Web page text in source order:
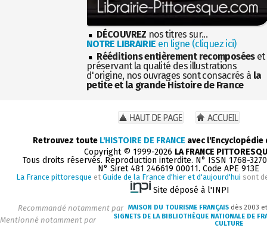
DÉCOUVREZ nos titres sur...
NOTRE LIBRAIRIE en ligne (cliquez ici)
Rééditions entièrement recomposéeset
préservant la qualité des illustrations
d'origine, nos ouvrages sont consacrés à la
petite et la grande Histoire de France
Retrouvez toute L'HISTOIRE DE FRANCE avec
Copyright © 1999-2026 LA FRANCE
Tous droits réservés. Reproduction interdite. N° ISSN 1768-
N° Siret 481 246619 00011. Code APE 913E
La France pittoresque et Guide de la France d'hier et d'aujourd'hui sont
Site déposé à l'INPI
Recommandé notamment par MAISON DU TOURISME FRANÇAIS dès 2003
Mentionné notamment par
SIGNETS DE LA BIBLIOTHÈQUE NATIONALE DE
CULTURE